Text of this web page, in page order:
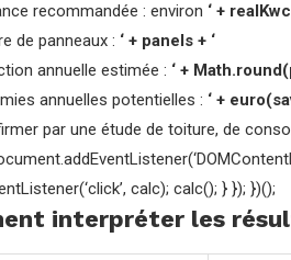
recommandée : environ ‘ +
de panneaux : ‘ + panels + ‘
annuelle estimée : ‘ +
annuelles potentielles : ‘ +
par une étude de toiture, de
calc); calc(); } }); })();
interpréter les